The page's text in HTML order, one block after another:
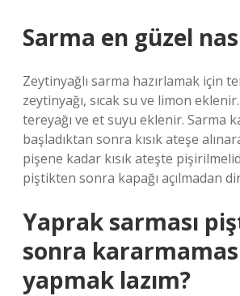
Sarma en güzel
Zeytinyağlı sarma hazırlamak için
zeytinyağı, sıcak su ve limon
tereyağı ve et suyu eklenir. Sarma
başladıktan sonra kısık ateşe
pişene kadar kısık ateşte
piştikten sonra kapağı açılmadan
Yaprak sarması
sonra
yapmak lazım?